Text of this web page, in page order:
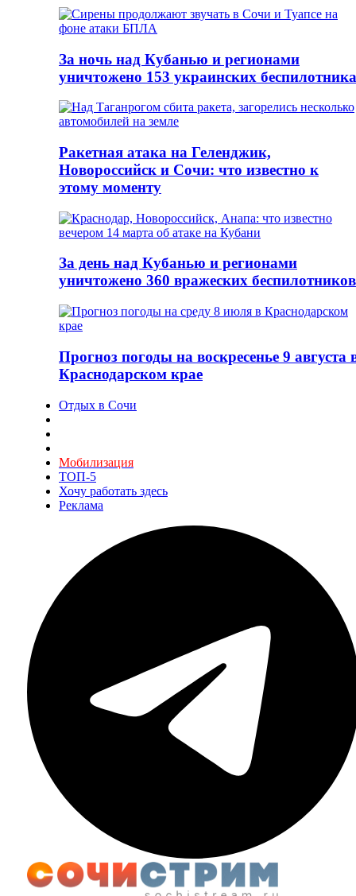
За ночь над Кубанью и регионами
уничтожено 153 украинских беспилотника
Ракетная атака на Геленджик,
Новороссийск и Сочи: что известно к
этому моменту
За день над Кубанью и регионами
уничтожено 360 вражеских беспилотников
Прогноз погоды на воскресенье 9 августа
Краснодарском крае
Отдых в Сочи
Мобилизация
ТОП-5
Хочу работать здесь
Реклама